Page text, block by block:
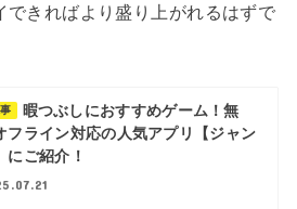
できればより盛り上がれるはずで
暇つぶしにおすすめゲーム！無
フライン対応の人気アプリ【ジャン
にご紹介！